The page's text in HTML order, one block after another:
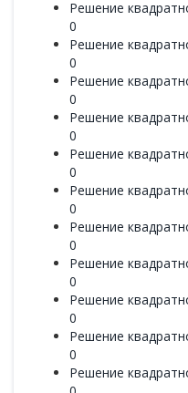
Решение
0
Решение
0
Решение
0
Решение
0
Решение
0
Решение
0
Решение
0
Решение
0
Решение
0
Решение
0
Решение